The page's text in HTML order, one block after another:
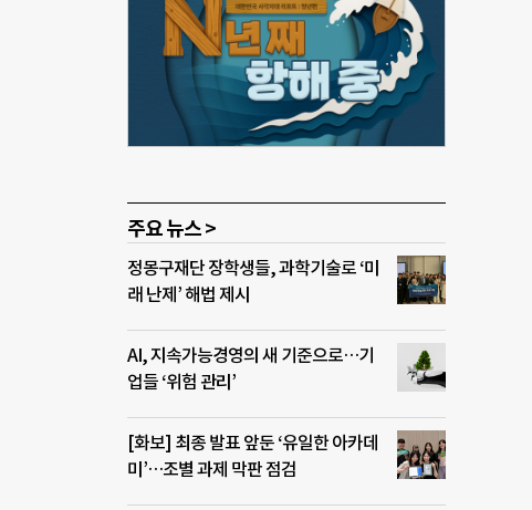
주요 뉴스 >
정몽구재단 장학생들, 과학기술로 ‘미
래 난제’ 해법 제시
AI, 지속가능경영의 새 기준으로…기
업들 ‘위험 관리’
[화보] 최종 발표 앞둔 ‘유일한 아카데
미’…조별 과제 막판 점검